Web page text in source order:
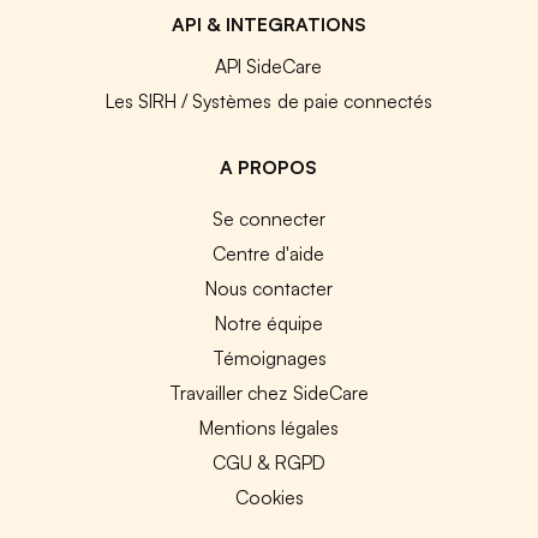
API & INTEGRATIONS
API SideCare
Les SIRH / Systèmes de paie connectés
A PROPOS
Se connecter
Centre d'aide
Nous contacter
Notre équipe
Témoignages
Travailler chez SideCare
Mentions légales
CGU & RGPD
Cookies